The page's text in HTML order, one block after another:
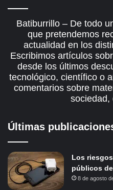
Batiburrillo – De todo
que pretendemos
actualidad en los
Escribimos artículos
desde los últimos
tecnológico, científico o
comentarios sobre
sociedad,
Últimas
Los
públicos
8 de agosto